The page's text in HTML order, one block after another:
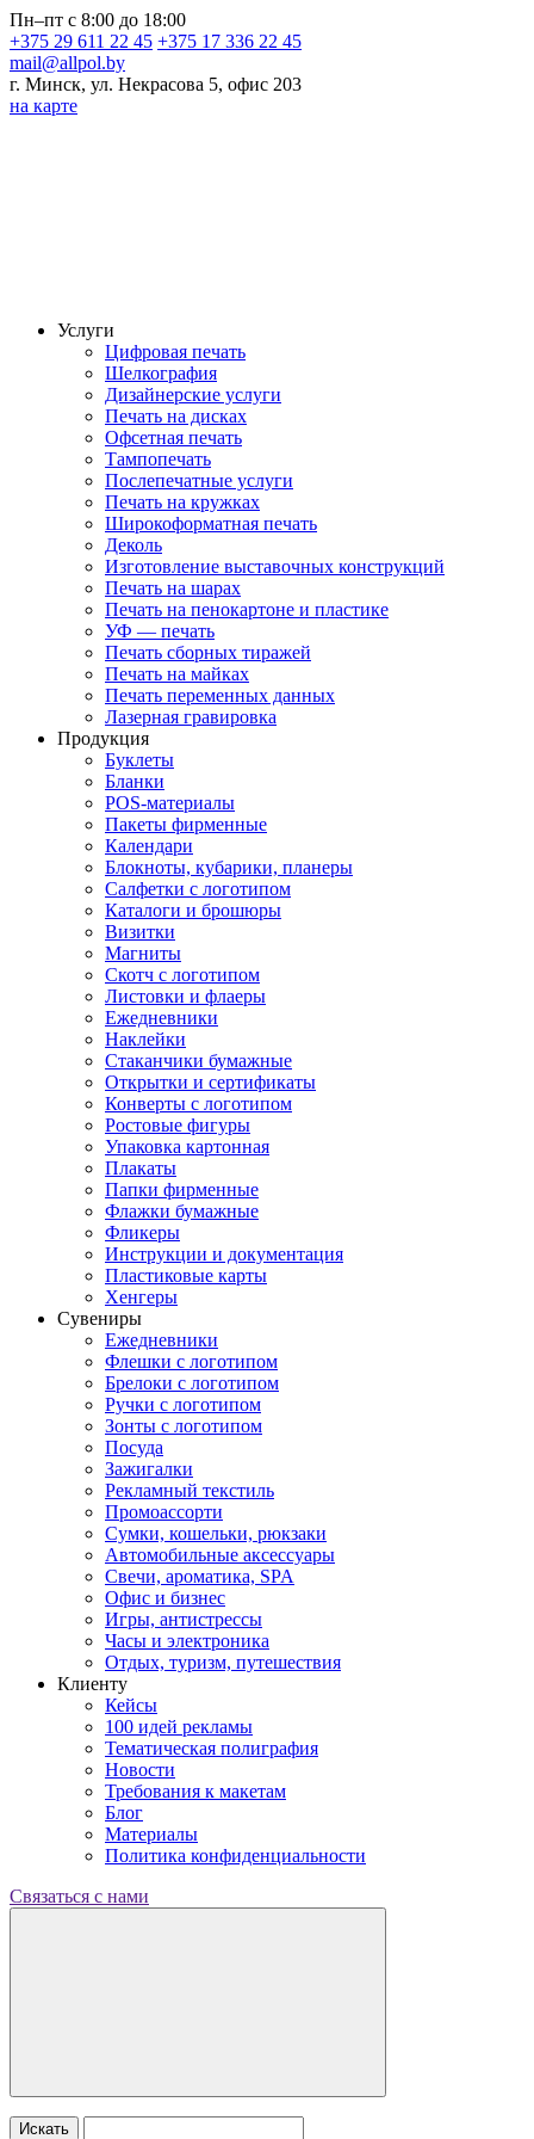
Пн–пт с 8:00 до 18:00
+375 29 611 22 45 +375 17 336 22 45
mail@allpol.by
г. Минск, ул. Некрасова 5, офис 203
на карте
Услуги
Цифровая печать
Шелкография
Дизайнерские услуги
Печать на дисках
Офсетная печать
Тампопечать
Послепечатные услуги
Печать на кружках
Широкоформатная печать
Деколь
Изготовление выставочных конструкций
Печать на шарах
Печать на пенокартоне и пластике
УФ — печать
Печать сборных тиражей
Печать на майках
Печать переменных данных
Лазерная гравировка
Продукция
Буклеты
Бланки
POS-материалы
Пакеты фирменные
Календари
Блокноты, кубарики, планеры
Салфетки с логотипом
Каталоги и брошюры
Визитки
Магниты
Скотч с логотипом
Листовки и флаеры
Ежедневники
Наклейки
Стаканчики бумажные
Открытки и сертификаты
Конверты с логотипом
Ростовые фигуры
Упаковка картонная
Плакаты
Папки фирменные
Флажки бумажные
Фликеры
Инструкции и документация
Пластиковые карты
Хенгеры
Сувениры
Ежедневники
Флешки с логотипом
Брелоки с логотипом
Ручки с логотипом
Зонты с логотипом
Посуда
Зажигалки
Рекламный текстиль
Промоассорти
Сумки, кошельки, рюкзаки
Автомобильные аксессуары
Свечи, ароматика, SPA
Офис и бизнес
Игры, антистрессы
Часы и электроника
Отдых, туризм, путешествия
Клиенту
Кейсы
100 идей рекламы
Тематическая полиграфия
Новости
Требования к макетам
Блог
Материалы
Политика конфиденциальности
Связаться с нами
Искать